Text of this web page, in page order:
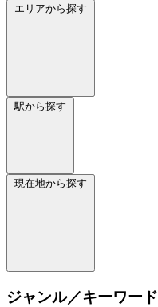
エリアから探す
駅から探す
現在地から探す
ジャンル／キーワード